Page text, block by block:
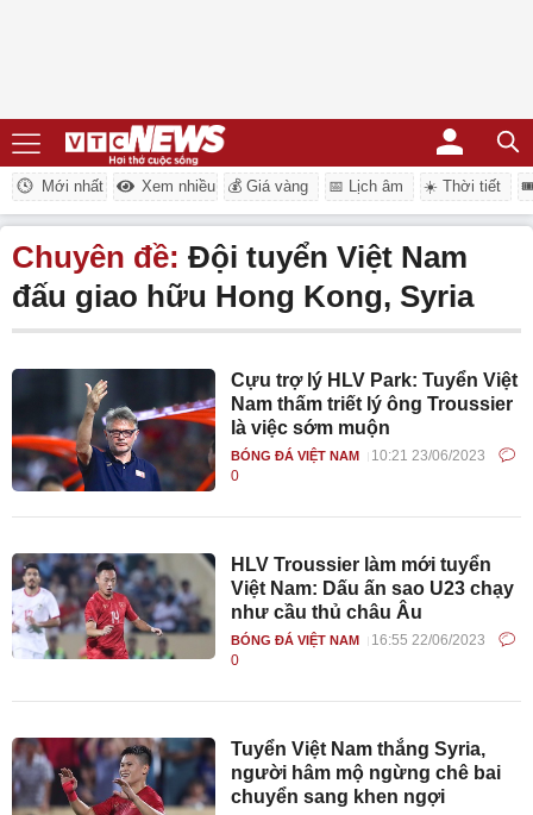
Mới nhất Xem nhiều 💰 Giá vàng 📅 Lịch âm ☀️ Thời tiết
Chuyên đề: Đội tuyển Việt Nam
đấu giao hữu Hong Kong, Syria
Cựu trợ lý HLV Park: Tuyển Việt
Nam thấm triết lý ông Troussier
là việc sớm muộn
BÓNG ĐÁ VIỆT NAM
10:21 23/06/2023
0
HLV Troussier làm mới tuyển
Việt Nam: Dấu ấn sao U23 chạy
như cầu thủ châu Âu
BÓNG ĐÁ VIỆT NAM
16:55 22/06/2023
0
Tuyển Việt Nam thắng Syria,
người hâm mộ ngừng chê bai
chuyển sang khen ngợi